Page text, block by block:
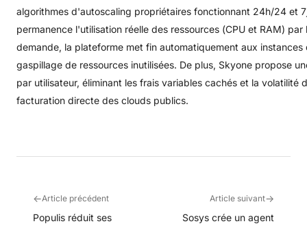
algorithmes d'autoscaling propriétaires fonctionnant 24h/24 et
permanence l'utilisation réelle des ressources (CPU et RAM) par
demande, la plateforme met fin automatiquement aux
gaspillage de ressources inutilisées. De plus, Skyone propose
par utilisateur, éliminant les frais variables cachés et la volatilité
facturation directe des clouds publics.
←Article précédent
Populis réduit ses
Article suivant→
Sosys crée un agent